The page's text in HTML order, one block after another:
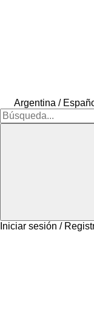
Argentina /
Iniciar sesión /